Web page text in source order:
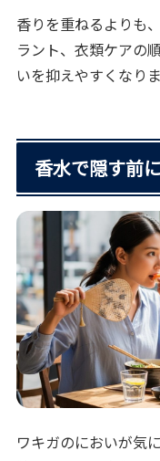
香りを重ねるよりも
ラント、衣類ケアの
いを抑えやすくなりま
香水で隠す前
ワキガのにおいが気